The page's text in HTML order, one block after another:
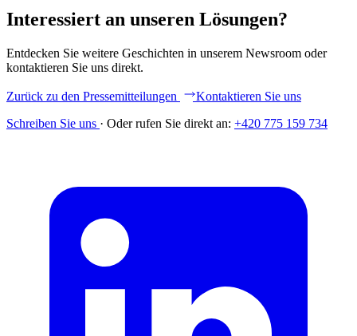
Interessiert an unseren Lösungen?
Entdecken Sie weitere Geschichten in unserem Newsroom oder
kontaktieren Sie uns direkt.
Zurück zu den Pressemitteilungen
Kontaktieren Sie uns
Schreiben Sie uns · Oder rufen Sie direkt an: +420 775 159 734